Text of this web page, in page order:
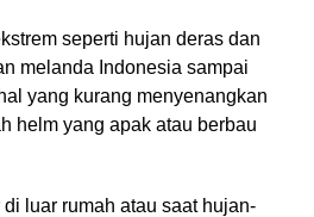
seperti hujan deras dan
melanda Indonesia sampai
yang kurang menyenangkan
helm yang apak atau berbau
luar rumah atau saat hujan-